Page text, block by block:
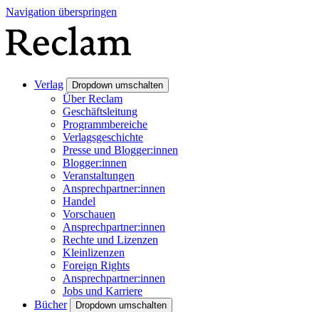
Navigation überspringen
Verlag Dropdown umschalten
Über Reclam
Geschäftsleitung
Programmbereiche
Verlagsgeschichte
Presse und Blogger:innen
Blogger:innen
Veranstaltungen
Ansprechpartner:innen
Handel
Vorschauen
Ansprechpartner:innen
Rechte und Lizenzen
Kleinlizenzen
Foreign Rights
Ansprechpartner:innen
Jobs und Karriere
Bücher
Dropdown umschalten